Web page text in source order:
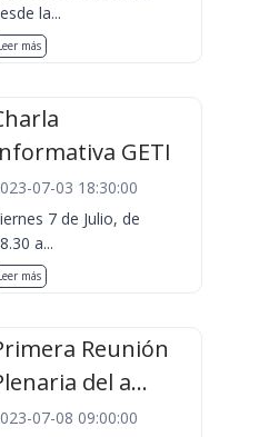
la...
más
GETI
07-03 18:30:00
7 de Julio, de
a...
más
Reunión
del a...
07-08 09:00:00